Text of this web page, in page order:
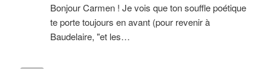
Bonjour Carmen ! Je vois que ton souffle poétique
te porte toujours en avant (pour revenir à
Baudelaire, "et les…